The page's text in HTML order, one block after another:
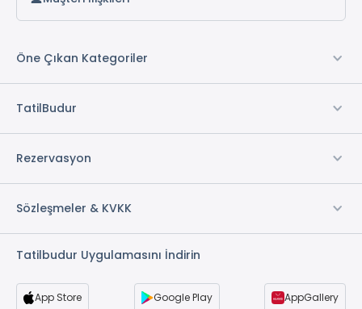
Öne Çıkan Kategoriler
TatilBudur
Rezervasyon
Sözleşmeler & KVKK
Tatilbudur Uygulamasını İndirin
App Store Google Play AppGallery